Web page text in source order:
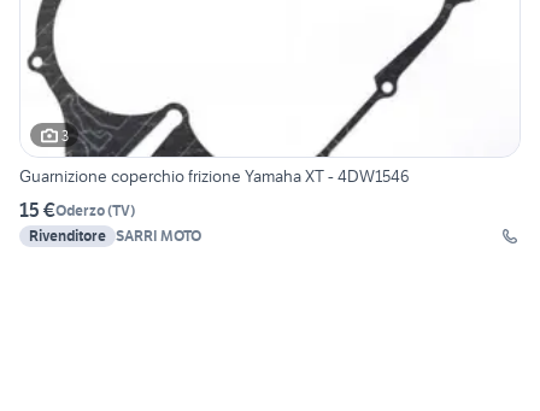
3
Guarnizione coperchio frizione Yamaha XT - 4DW1546
15 €Oderzo(TV)
Rivenditore SARRI MOTO